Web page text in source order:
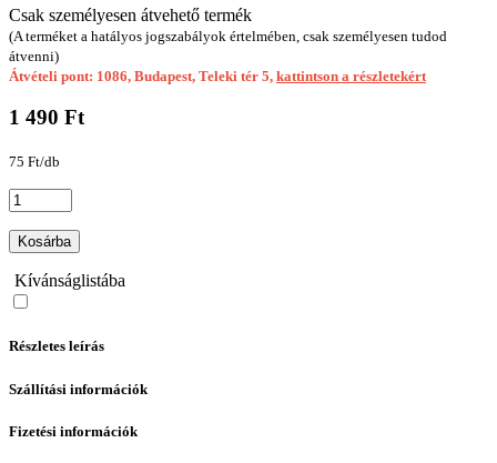
Csak személyesen átvehető termék
(A terméket a hatályos jogszabályok értelmében, csak személyesen tudod
átvenni)
Átvételi pont: 1086, Budapest, Teleki tér 5, kattintson a részletekért
1 490 Ft
75 Ft/db
Kosárba
Kívánságlistába
Részletes leírás
Szállítási információk
Fizetési információk